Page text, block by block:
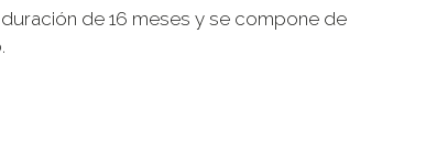
de 16 meses y se compone de